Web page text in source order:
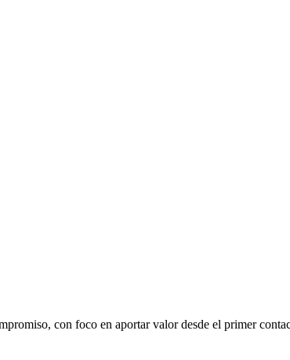
con foco en aportar valor desde el primer